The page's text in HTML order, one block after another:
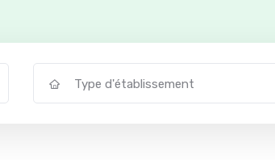
Type d'établissement